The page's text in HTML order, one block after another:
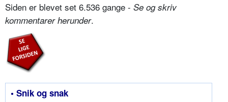
Siden er blevet set 6.536 gange - Se og skriv
kommentarer herunder.
• Snik og snak